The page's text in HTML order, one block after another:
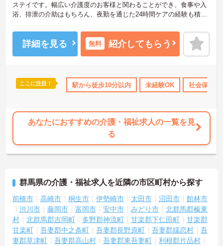
日以上 資格取得サポート 研修制度あり 産休･育休･介護休
ステイです。幅広い介護度のお客様と関わることができ、食事や入
浴、排泄の介助はもちろん、夜勤を通じた24時間ケアの経験も積め
別に年間17日間のリフレッシュ休暇が付与され、平日の取得もしや
すいため、ご家族との時間やご自身の趣味など、プライベートを大
切にしながら無理なく働き続けられます。髪色やネイルなども原則
れる特別報酬制度があり、頑張りがしっかりと還元されます。定年
後も70歳まで再雇用制度を利用して働けるため、将来を見据えて長
★おすすめPOINT★
【充実した研修体制でスキルアップが期待できます】
・入社時研修やサービス別研修など多彩な研修があるため、着実に
知識と技術を身につけられます
【リフレッシュ休暇を活用して無理なく長く働ける環境です】
・有給休暇とは別に年間17日間のリフレッシュ休暇があるため、心
身ともにしっかりと休むことができます
・平日の休暇取得もしやすい体制により、ご自身の時間やご家族と
の時間を大切にしながら働き続けられます
【特別報酬制度で頑張りが評価につながります】
・寸志とは別に特別報酬制度が設けられているため、日々の努力が
詳細を見る 無料 紹介してもらう
ここに注目！ 駅から徒歩10分以内 未経験OK 社会保険完
あなたにおすすめの介護・福祉求人の一覧を見
る
群馬県の介護・福祉求人を近隣の市区町村から探す
前橋市 高崎市 桐生市 伊勢崎市 太田市 沼田市
館林市
渋川市
藤岡市 富岡市 安中市 みどり市
北群馬郡榛東
村
北群馬郡吉岡町 多野郡神流町 甘楽郡下仁田町
甘楽郡
甘楽町
吾妻郡中之条町 吾妻郡長野原町 吾妻郡嬬恋村
吾
妻郡草津町
吾妻郡高山村 吾妻郡東吾妻町
利根郡片品村